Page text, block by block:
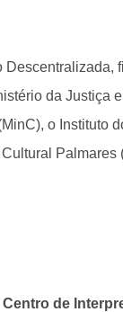
Descentralizada,
da Justiça
o Instituto
Palmares
de